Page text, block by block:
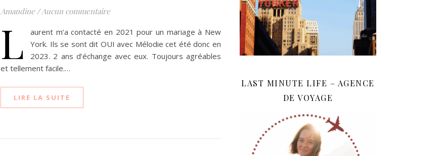
Amandine /Aucun commentaire
L
aurent m’a contacté en 2021 pour un mariage à New
York. Ils se sont dit OUI avec Mélodie cet été donc en
2023. 2 ans d’échange avec eux. Toujours agréables
et tellement facile.…
LIRE LA SUITE
LAST MINUTE LIFE – AGENCE
DE VOYAGE